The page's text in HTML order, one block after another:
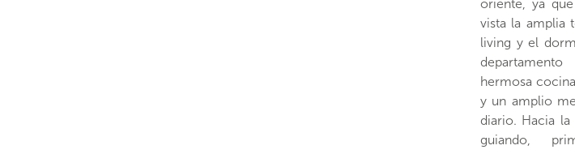
oriente, ya
vista la amplia
living y el
hermosa
y un amplio
diario. Hacia
guiando,
recorrido.
calefacción
ventanas
porcelanato